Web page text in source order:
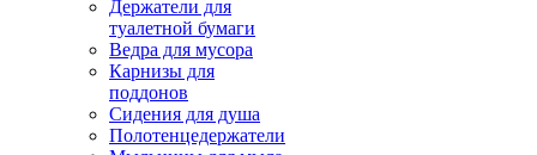
Держатели для
туалетной бумаги
Ведра для мусора
Карнизы для
поддонов
Сидения для душа
Полотенцедержатели